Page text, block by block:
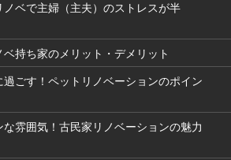
ベで主婦（主夫）のストレスが半
持ち家のメリット・デメリット
ごす！ペットリノベーションのポイン
雰囲気！古民家リノベーションの魅力